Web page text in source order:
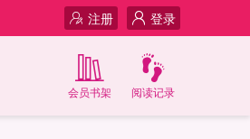
登录
注册
阅读记录
会员书架